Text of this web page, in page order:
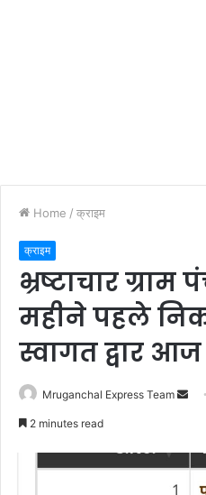
Home / क्राइम
क्राइम
भ्रष्टाचार ग्राम
महीने पहले
स्वागत द्वार
Mruganchal Express Team
Send
2 minutes read